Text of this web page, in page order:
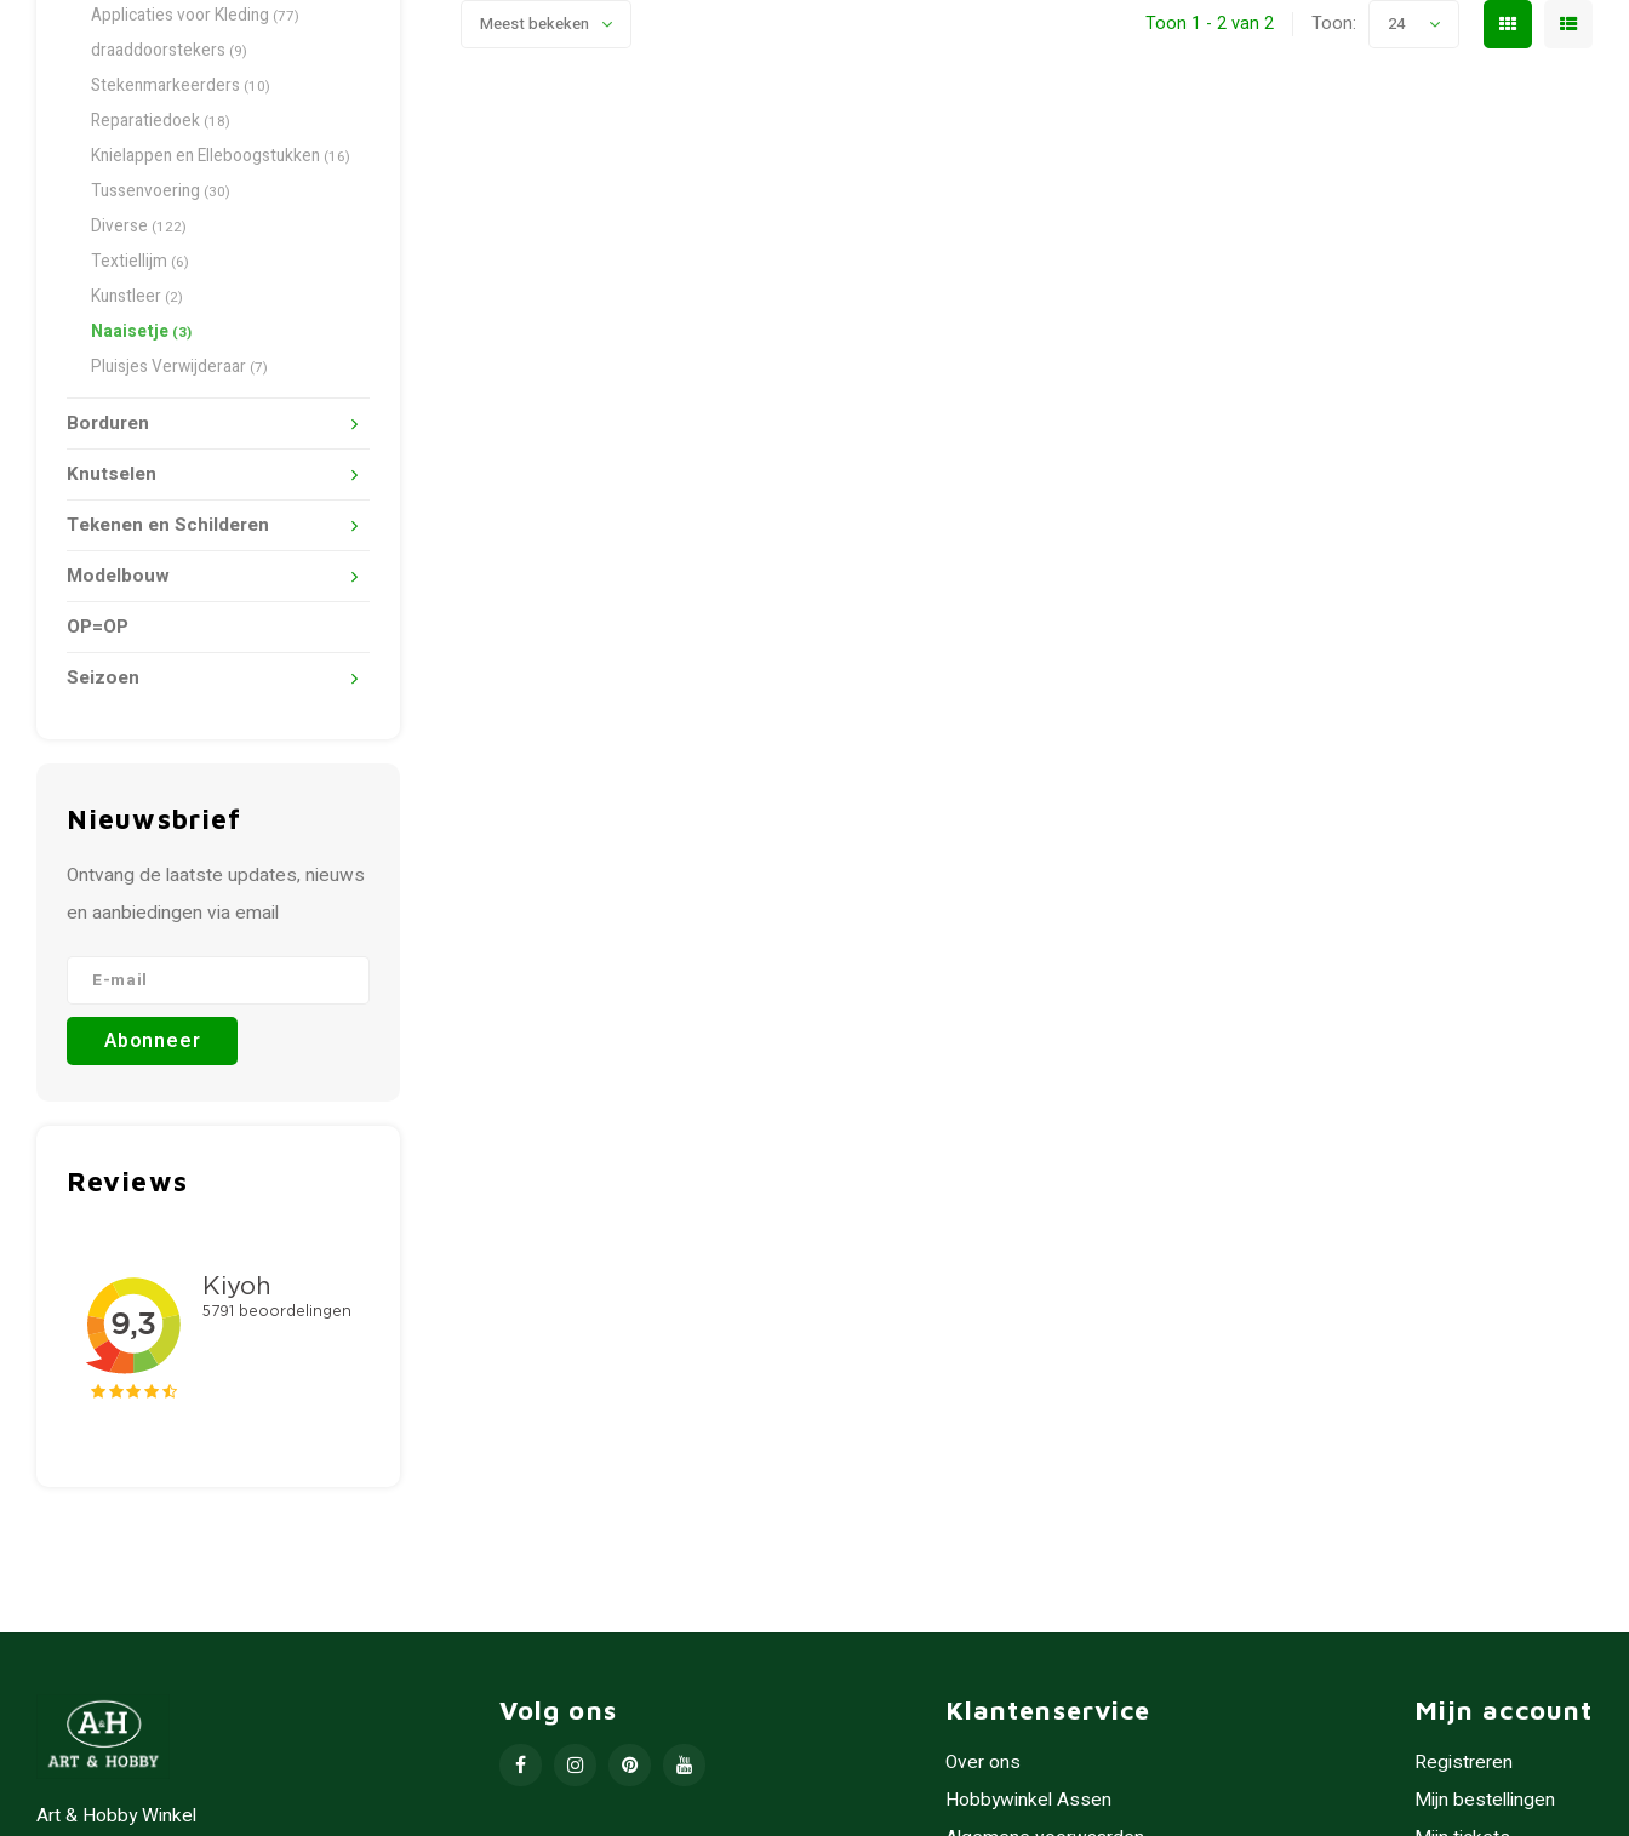
Applicaties voor Kleding (77)
draaddoorstekers (9)
Stekenmarkeerders (10)
Reparatiedoek (18)
Knielappen en Elleboogstukken (16)
Tussenvoering (30)
Diverse (122)
Textiellijm (6)
Kunstleer (2)
Naaisetje (3)
Pluisjes Verwijderaar (7)
Borduren
Knutselen
Tekenen en Schilderen
Modelbouw
OP=OP
Seizoen
Nieuwsbrief
Ontvang de laatste updates, nieuws
en aanbiedingen via email
Abonneer
Reviews
Meest bekeken Toon 1 - 2 van 2 Toon: 24
Art & Hobby Winkel
Volg ons Klantenservice
Over ons
Hobbywinkel Assen
Mijn account
Registreren
Mijn bestellingen